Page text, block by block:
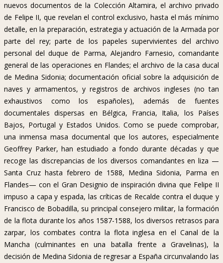
nuevos documentos de la Colección Altamira, el archivo privado
de Felipe II, que revelan el control exclusivo, hasta el más mínimo
detalle, en la preparación, estrategia y actuación de la Armada por
parte del rey; parte de los papeles supervivientes del archivo
personal del duque de Parma, Alejandro Farnesio, comandante
general de las operaciones en Flandes; el archivo de la casa ducal
de Medina Sidonia; documentación oficial sobre la adquisición de
naves y armamentos, y registros de archivos ingleses (no tan
exhaustivos como los españoles), además de fuentes
documentales dispersas en Bélgica, Francia, Italia, los Países
Bajos, Portugal y Estados Unidos. Como se puede comprobar,
una inmensa masa documental que los autores, especialmente
Geoffrey Parker, han estudiado a fondo durante décadas y que
recoge las discrepancias de los diversos comandantes en liza —
Santa Cruz hasta febrero de 1588, Medina Sidonia, Parma en
Flandes— con el Gran Designio de inspiración divina que Felipe II
impuso a capa y espada, las críticas de Recalde contra el duque y
Francisco de Bobadilla, su principal consejero militar, la formación
de la flota durante los años 1587-1588, los diversos retrasos para
zarpar, los combates contra la flota inglesa en el Canal de la
Mancha (culminantes en una batalla frente a Gravelinas), la
decisión de Medina Sidonia de regresar a España circunvalando las